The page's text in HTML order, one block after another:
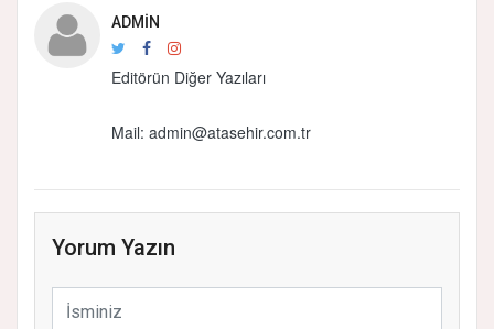
ADMIN
Editörün Diğer Yazıları
Mail: admin@atasehir.com.tr
Yorum Yazın